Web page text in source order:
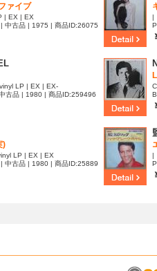
ァイブ
| EX | EX
中古品 | 1975 | 商品ID:26075
|
LP | EX | EX-
古品 | 1980 | 商品ID:259496
)
LP | EX | EX
中古品 | 1980 | 商品ID:25889
|